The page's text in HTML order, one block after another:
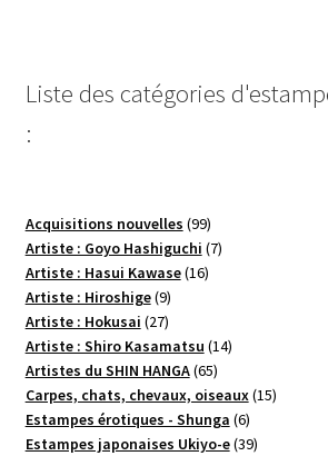
Liste des catégories
:
Acquisitions nouvelles 9999
produits
Artiste : Goyo Hashiguchi 77
Artiste : Hasui Kawase 1616
Artiste : Hiroshige 99
produits
Artiste : Hokusai 2727
produits
Artiste : Shiro Kasamatsu 1414
Artistes du SHIN HANGA 6565
produits
Carpes, chats, chevaux, oiseaux 1515
Estampes érotiques - Shunga 66
produits
Estampes japonaises Ukiyo-e 3939